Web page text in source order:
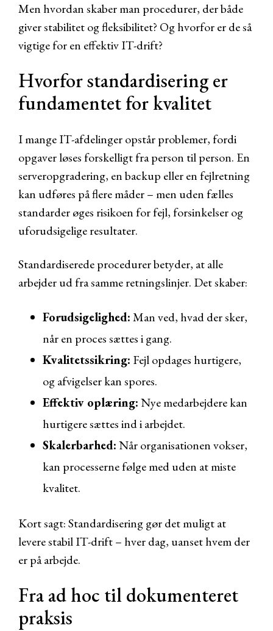
Men hvordan skaber man procedurer, der både
giver stabilitet og fleksibilitet? Og hvorfor er de så
vigtige for en effektiv IT-drift?
Hvorfor standardisering er
fundamentet for kvalitet
I mange IT-afdelinger opstår problemer, fordi
opgaver løses forskelligt fra person til person. En
serveropgradering, en backup eller en fejlretning
kan udføres på flere måder – men uden fælles
standarder øges risikoen for fejl, forsinkelser og
uforudsigelige resultater.
Standardiserede procedurer betyder, at alle
arbejder ud fra samme retningslinjer. Det skaber:
Forudsigelighed:Man ved, hvad der sker,
når en proces sættes i gang.
Kvalitetssikring: Fejl opdages hurtigere,
og afvigelser kan spores.
Effektiv oplæring:Nye medarbejdere kan
hurtigere sættes ind i arbejdet.
Skalerbarhed:Når organisationen vokser,
kan processerne følge med uden at miste
kvalitet.
Kort sagt: Standardisering gør det muligt at
levere stabil IT-drift – hver dag, uanset hvem der
er på arbejde.
Fra ad hoc til dokumenteret
praksis